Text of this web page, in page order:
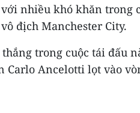
nhiều khó khăn trong
địch Manchester City.
trong cuộc tái đấu
Carlo Ancelotti lọt vào